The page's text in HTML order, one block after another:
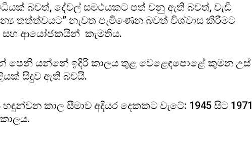
බවත්, දේවල් සමථයකට පත් වනු ඇති බවත්, වැඩි
තත්ත්වයට” නැවත පැමිණෙන බවත් විශ්වාස කිරීමට
සහ ආයෝජකයින් කැමතිය.
පෙනී යන්නේ ඉදිරි කාලය තුළ වෙළෙඳපොළේ කුමන උස්
සිදුව ඇති බවයි.
කාල සීමාව අදියර දෙකකට වැටේ: 1945 සිට 1971